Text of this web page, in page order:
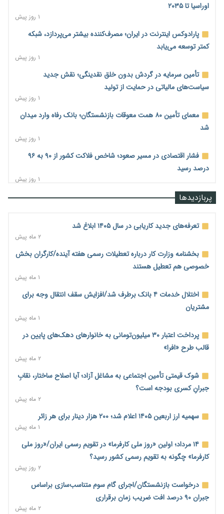
اوراسیا تا ۲۰۳۵
۱ روز پیش
پارادوکس اینترنت در ایران؛ مصرف‌کننده بیشتر می‌پردازد، شبکه
کمتر توسعه می‌یابد
۱ روز پیش
تأمین سرمایه در گردش بدون خلق نقدینگی؛ نقش جدید
سیاست‌های مالیاتی در حمایت از تولید
۱ روز پیش
معمای تأمین ۸۰ همت معوقات بازنشستگان؛ بانک رفاه وارد میدان
شد
۱ روز پیش
فشار اقتصادی در مسیر صعود؛ شاخص فلاکت کشور از ۹۰ به ۹۶
درصد رسید
۱ روز پیش
رشد ۷۵ هزار میلیاردی بازار خرید اعتباری؛ فین‌تک‌ها وارد میدان
آغاز اجرای پایلوت «ردا کارت» برای دانشجویان تحصیلات تکمیلی
۱ روز پیش
محدودیت تازه برای شبکه بانکی؛ افزایش سپرده قانونی با هدف
کنترل تورم
۱ روز پیش
ترمز تولید خودرو کشیده شد؛ افت ۲۵ درصدی تیراژ ایران‌خودرو،
سایپا و پارس‌خودرو
۱ روز پیش
بنگاه‌داری بانک‌ها؛ مانع بزرگ خانه‌دار شدن مستأجران
نماینده مجلس: توسعه مرزهای زمینی به راهبرد تأمین کالاهای
اساسی تبدیل شود
۱ روز پیش
خانه کارگر قزوین: شکاف دستمزد و هزینه معیشت هر روز عمیق‌تر
می‌شود
۱ روز پیش
رئیس سازمان امور مالیاتی: بلاگرهای پردرآمد مشمول پرداخت
مالیات هستند
۱ روز پیش
پربازدیدها
تعرفه‌های جدید کاریابی در سال ۱۴۰۵ ابلاغ شد
۲ ماه پیش
بخشنامه وزارت کار درباره تعطیلات رسمی هفته آینده/کارگران بخش
خصوصی هم تعطیل هستند
۱ ماه پیش
اختلال خدمات ۴ بانک برطرف شد/افزایش سقف انتقال وجه برای
مشتریان
۱ ماه پیش
پرداخت اعتبار ۳۰ میلیون‌تومانی به خانوارهای دهک‌های پایین در
قالب طرح «افرا»
۲ ماه پیش
شوک قیمتی تأمین اجتماعی به مشاغل آزاد؛ آیا اصلاح ساختار، نقابِ
جبرانِ کسری بودجه است؟
۲ ماه پیش
سهمیه ارز اربعین ۱۴۰۵ اعلام شد؛ ۲۰۰ هزار دینار برای هر زائر
۱ ماه پیش
۱۴ مرداد؛ اولین «روز ملی کارفرما» در تقویم رسمی ایران/«روز ملی
کارفرما» چگونه به تقویم رسمی کشور رسید؟
۲ روز پیش
درخواست بازنشستگان/اجرای گام سوم متناسب‌سازی براساس
جبران ۹۰ درصد افت ضریب زمان برقراری
۲ ماه پیش